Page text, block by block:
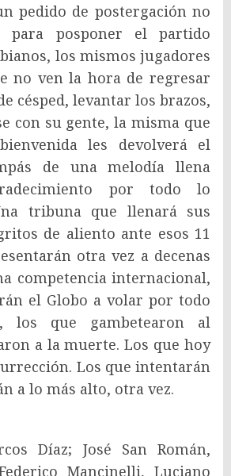
pedido de postergación no
para posponer el partido
los mismos jugadores
no ven la hora de regresar
césped, levantar los brazos,
con su gente, la misma que
les devolverá el
de una melodía llena
por todo lo
tribuna que llenará sus
de aliento ante esos 11
otra vez a decenas
competencia internacional,
el Globo a volar por todo
los que gambetearon al
a la muerte. Los que hoy
Los que intentarán
a lo más alto, otra vez.
Díaz; José San Román,
Mancinelli, Luciano